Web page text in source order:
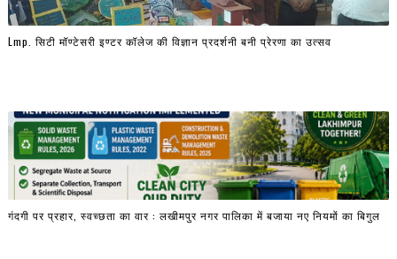
Lmp. सिटी मॉण्टेसरी इण्टर कॉलेज की विज्ञान प्रदर्शनी बनी प्रेरणा का उत्सव
गंदगी पर प्रहार, स्वच्छता का वार : लखीमपुर नगर पालिका में बजाया नए नियमों का बिगुल